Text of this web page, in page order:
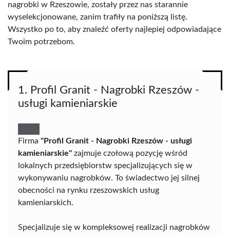
nagrobki w Rzeszowie, zostały przez nas starannie
wyselekcjonowane, zanim trafiły na poniższą listę.
Wszystko po to, aby znaleźć oferty najlepiej odpowiadające
Twoim potrzebom.
1. Profil Granit - Nagrobki Rzeszów -
usługi kamieniarskie
Firma "Profil Granit - Nagrobki Rzeszów - usługi
kamieniarskie" zajmuje czołową pozycję wśród
lokalnych przedsiębiorstw specjalizujących się w
wykonywaniu nagrobków. To świadectwo jej silnej
obecności na rynku rzeszowskich usług
kamieniarskich.
Specjalizuje się w kompleksowej realizacji nagrobków